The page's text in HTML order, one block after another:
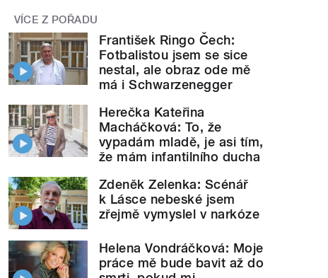
VÍCE Z POŘADU
František Ringo Čech:
Fotbalistou jsem se sice
nestal, ale obraz ode mě
má i Schwarzenegger
Herečka Kateřina
Macháčková: To, že
vypadám mladě, je asi tím,
že mám infantilního ducha
Zdeněk Zelenka: Scénář
k Lásce nebeské jsem
zřejmě vymyslel v narkóze
Helena Vondráčková: Moje
práce mě bude bavit až do